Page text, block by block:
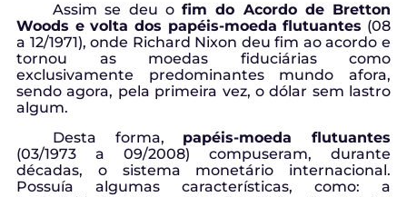
Assim se deu o fim do Acordo de Bretton
Woods e volta dos papéis-moeda flutuantes (08
a 12/1971), onde Richard Nixon deu fim ao acordo e
tornou as moedas fiduciárias como
exclusivamente predominantes mundo afora,
sendo agora, pela primeira vez, o dólar sem lastro
algum.
Desta forma, papéis-moeda flutuantes
(03/1973 a 09/2008) compuseram, durante
décadas, o sistema monetário internacional.
Possuía algumas características, como: a